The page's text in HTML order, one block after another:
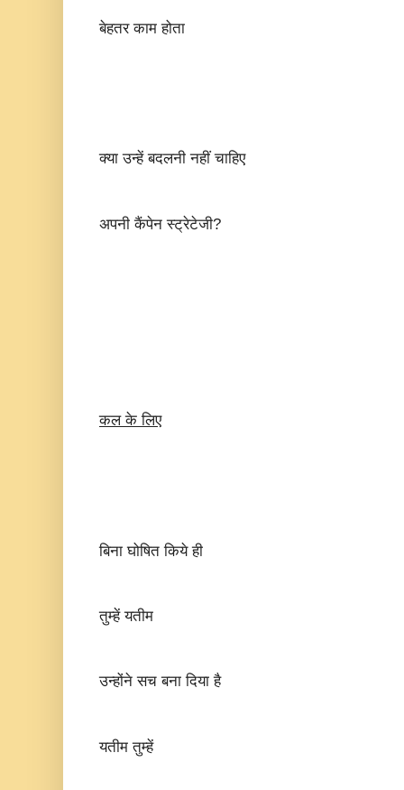
बेहतर काम होता
क्या उन्हें बदलनी नहीं चाहिए
अपनी कैंपेन स्ट्रेटेजी?
कल के लिए
बिना घोषित किये ही
तुम्हें यतीम
उन्होंने सच बना दिया है
यतीम तुम्हें